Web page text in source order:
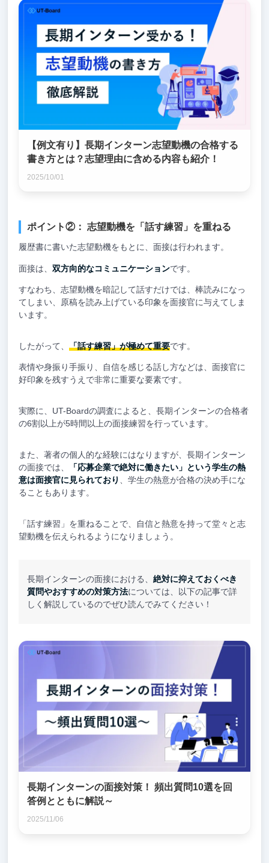
【例文有り】長期インターン志望動機の合格する
書き方とは？志望理由に含める内容も紹介！
2025/10/01
ポイント②： 志望動機を「話す練習」を重ねる
履歴書に書いた志望動機をもとに、面接は行われます。
面接は、 双方向的なコミュニケーションです。
すなわち、志望動機を暗記して話すだけでは、棒読みになっ
てしまい、原稿を読み上げている印象を面接官に与えてしま
います。
したがって、 「話す練習」が極めて重要です。
表情や身振り手振り、自信を感じる話し方などは、面接官に
好印象を残すうえで非常に重要な要素です。
実際に、UT-Boardの調査によると、長期インターンの合格者
の6割以上が5時間以上の面接練習を行っています。
また、著者の個人的な経験にはなりますが、長期インターン
の面接では、
「応募企業で絶対に働きたい」という学生の熱
意は面接官に見られており
、学生の熱意が合格の決め手にな
ることもあります。
「話す練習」を重ねることで、自信と熱意を持って堂々と志
望動機を伝えられるようになりましょう。
長期インターンの面接における、絶対に抑えておくべき
質問やおすすめの対策方法については、以下の記事で詳
しく解説しているのでぜひ読んでみてください！
長期インターンの面接対策！ 頻出質問10選を回
答例とともに解説～
2025/11/06